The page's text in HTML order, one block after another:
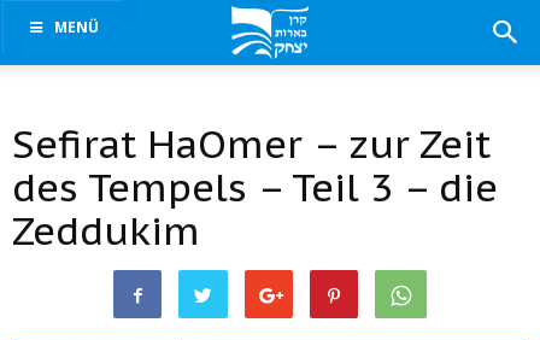
MENÜ
Sefirat HaOmer – zur Zeit
des Tempels – Teil 3 – die
Zeddukim